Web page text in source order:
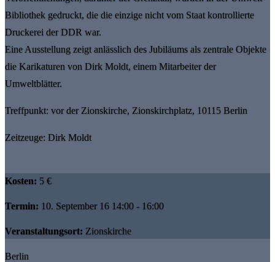
Bibliothek gedruckt, die die einzige nicht vom Staat kontrollierte
Druckerei der DDR war.
Eine Ausstellung zeigt anlässlich des Jubiläums als zentrale Objekte
die Karikaturen von Dirk Moldt, einem Mitarbeiter der
Umweltblätter.
Treffpunkt: vor der Zionskirche, Zionskirchplatz, 10115 Berlin
Zeitzeuge: Dirk Moldt
Kosten: 5 €
Termin: 10. September 16 14:00 - 16:00
Veranstaltungsort: Zionskirche
Berlin